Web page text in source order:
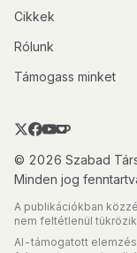
Cikkek
Rólunk
Támogass minket
© 2026 Szabad
Minden jog
A publikációkban
nem feltétlenül
AI-támogatott elemzés